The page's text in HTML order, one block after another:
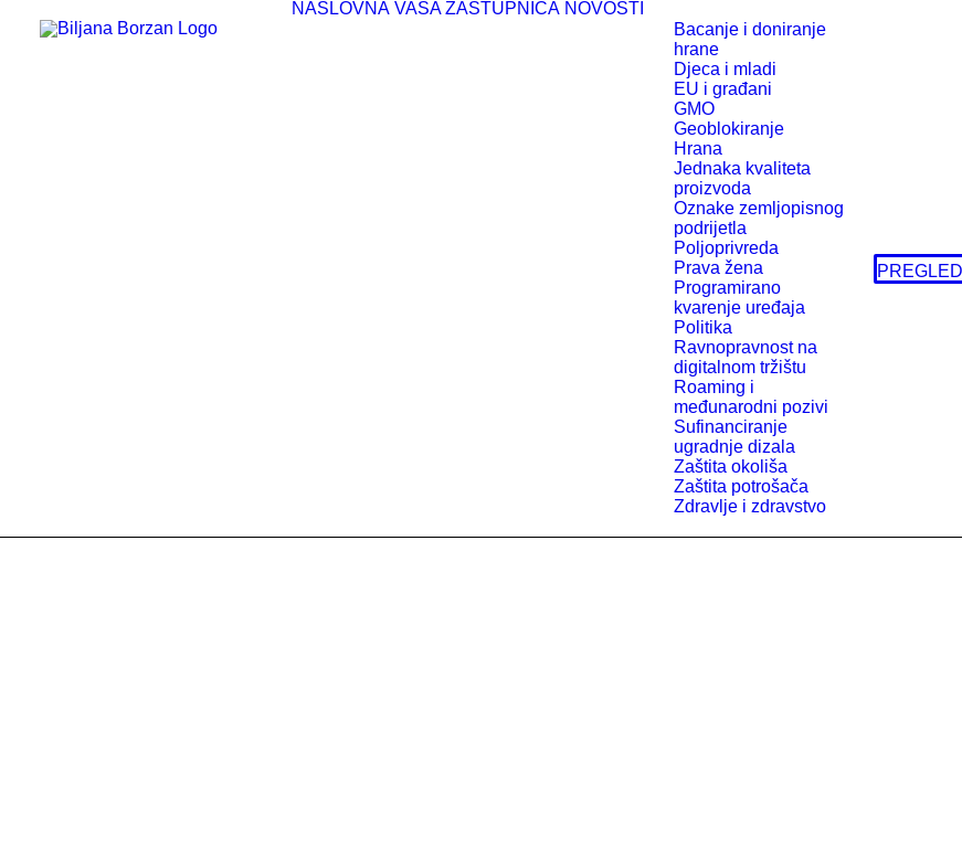
NASLOVNA VAŠA ZASTUPNICA NOVOSTI
Bacanje i doniranje
hrane
Djeca i mladi
EU i građani
GMO
Geoblokiranje
Hrana
Jednaka kvaliteta
proizvoda
Oznake zemljopisnog
podrijetla
Poljoprivreda
Prava žena
Programirano
kvarenje uređaja
Politika
Ravnopravnost na
digitalnom tržištu
Roaming i
međunarodni pozivi
Sufinanciranje
ugradnje dizala
Zaštita okoliša
Zaštita potrošača
Zdravlje i zdravstvo